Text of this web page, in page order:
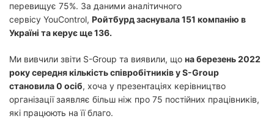
перевищує 75%. За даними аналітичного
сервісу YouControl, Ройтбурд заснувала 151 компанію в
Україні та керує ще 136.
Ми вивчили звіти S-Group та виявили, що на березень 2022
року середня кількість співробітників у S-Group
становила 0 осіб, хоча у презентаціях керівництво
організації заявляє більш ніж про 75 постійних працівників,
які працюють на її благо.